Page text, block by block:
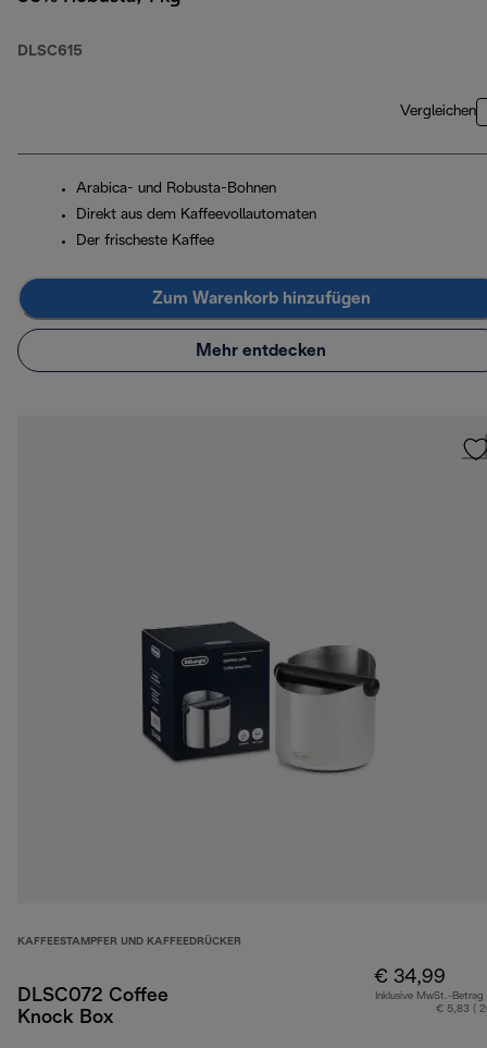
DLSC615
Vergleichen
Arabica- und Robusta-Bohnen
Direkt aus dem Kaffeevollautomaten
Der frischeste Kaffee
Zum Warenkorb hinzufügen
Mehr entdecken
KAFFEESTAMPFER UND KAFFEEDRÜCKER
DLSC072 Coffee
Knock Box
€ 34,99
Inklusive MwSt.-Betrag
€ 5,83 (